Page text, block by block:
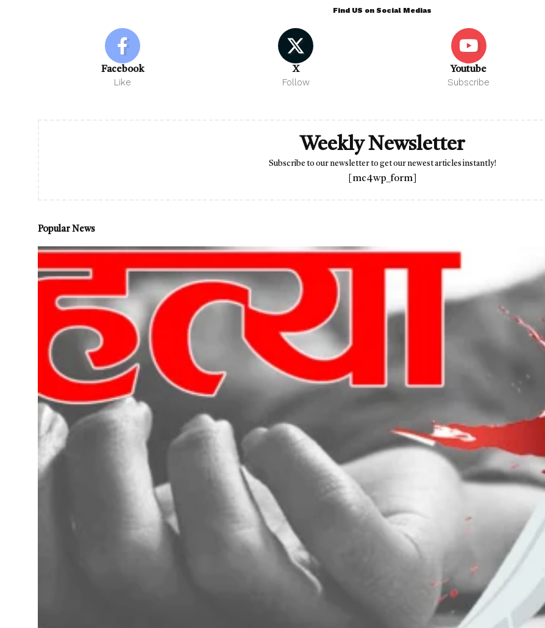
Find US on Social Medias
Facebook
Like
X
Follow
Youtube
Subscribe
Weekly Newsletter
Subscribe to our newsletter to get our newest articles instantly!
[mc4wp_form]
Popular News